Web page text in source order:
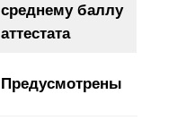
среднему баллу
аттестата
Предусмотрены